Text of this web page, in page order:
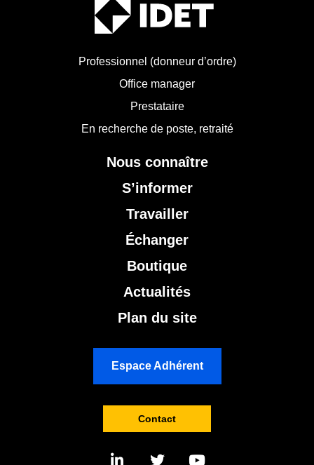
Professionnel (donneur d’ordre)
Office manager
Prestataire
En recherche de poste, retraité
Nous connaître
S’informer
Travailler
Échanger
Boutique
Actualités
Plan du site
Espace Adhérent
Contact